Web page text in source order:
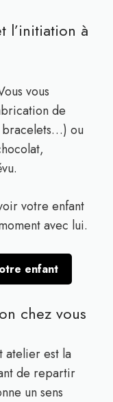
l’initiation à
vous
de
bracelets…) ou
votre enfant
avec lui.
enfant
chez vous
atelier est la
de repartir
un sens